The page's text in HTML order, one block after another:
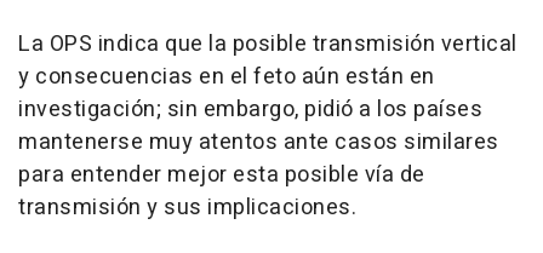
La OPS indica que la posible transmisión vertical
y consecuencias en el feto aún están en
investigación; sin embargo, pidió a los países
mantenerse muy atentos ante casos similares
para entender mejor esta posible vía de
transmisión y sus implicaciones.